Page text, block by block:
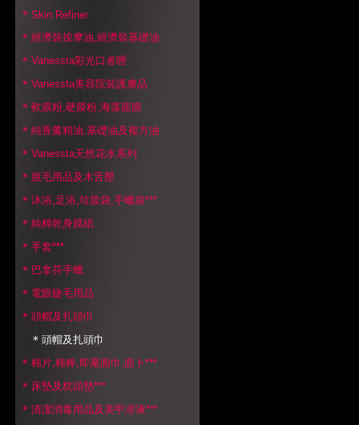
高級三層纖維口罩(含鐵線)50個盒裝
iEczema舒敏澳洲草本濕疹舒緩筆(買5送1)
＊ Skin Refiner
＊ 經濟裝按摩油,經濟裝基礎油
＊ Vanessta彩光口者喱
＊ Vanessta美容院裝護膚品
＊ 軟膜粉,硬膜粉,海藻面膜
＊ 純香薰精油,基礎油及複方油
＊ Vanessta天然花水系列
＊ 脫毛用品及木舌壓
＊ 沐浴,足浴,垃圾袋,手蠟袋***
＊ 純棉乾身膜紙
＊ 手套***
＊ 巴拿芬手蠟
＊ 電眼睫毛用品
＊ 頭帽及扎頭巾
＊ 頭帽及扎頭巾
＊ 棉片,棉棒,即棄面巾,面卜***
＊ 床墊及枕頭墊***
＊ 清潔消毒用品及美甲溶液***